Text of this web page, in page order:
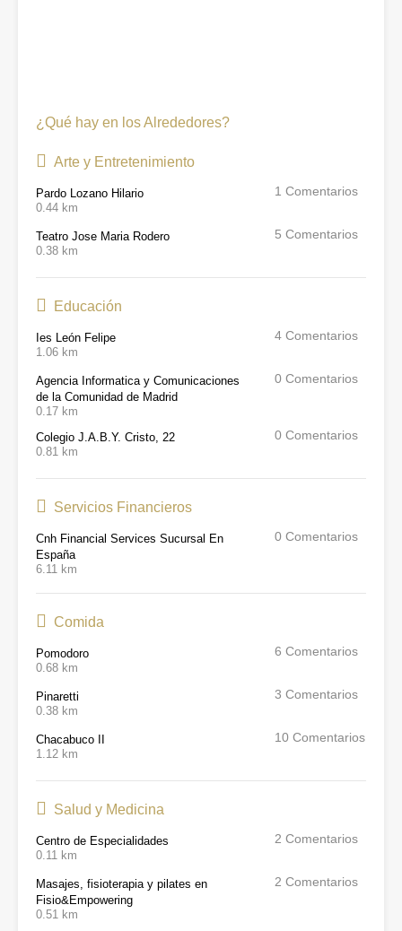
¿Qué hay en los Alrededores?
Arte y Entretenimiento
Pardo Lozano Hilario
0.44 km
1 Comentarios
Teatro Jose Maria Rodero
0.38 km
5 Comentarios
Educación
Ies León Felipe
1.06 km
4 Comentarios
Agencia Informatica y Comunicaciones
de la Comunidad de Madrid
0.17 km
0 Comentarios
Colegio J.A.B.Y. Cristo, 22
0.81 km
0 Comentarios
Servicios Financieros
Cnh Financial Services Sucursal En
España
6.11 km
0 Comentarios
Comida
Pomodoro
0.68 km
6 Comentarios
Pinaretti
0.38 km
3 Comentarios
Chacabuco II
1.12 km
10 Comentarios
Salud y Medicina
Centro de Especialidades
0.11 km
2 Comentarios
Masajes, fisioterapia y pilates en
Fisio&Empowering
0.51 km
2 Comentarios